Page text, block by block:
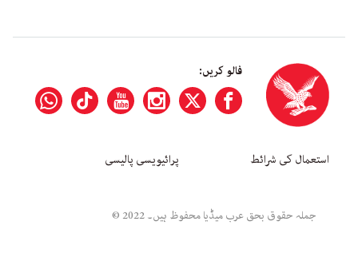
فالو کریں:
استعمال کی شرائط پرائیویسی پالیسی
جملہ حقوق بحق عرب میڈیا محفوظ ہیں۔ 2022 ©